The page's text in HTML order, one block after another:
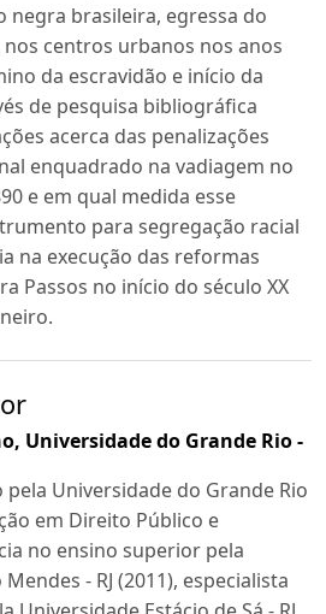
negra brasileira, egressa do
centros urbanos nos anos
da escravidão e início da
de pesquisa bibliográfica
acerca das penalizações
enquadrado na vadiagem no
e em qual medida esse
para segregação racial
na execução das reformas
Passos no início do século XX
Universidade do Grande Rio -
Universidade do Grande Rio
em Direito Público e
no ensino superior pela
- RJ (2011), especialista